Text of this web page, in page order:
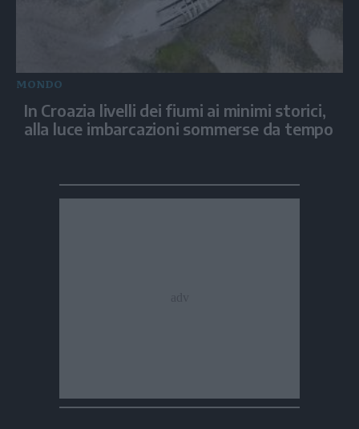
MONDO
In Croazia livelli dei fiumi ai minimi storici,
alla luce imbarcazioni sommerse da tempo